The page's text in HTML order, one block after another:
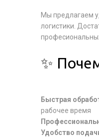
Мы предлагаем
логистики.
✨
Быстрая
рабочее время
Удобство